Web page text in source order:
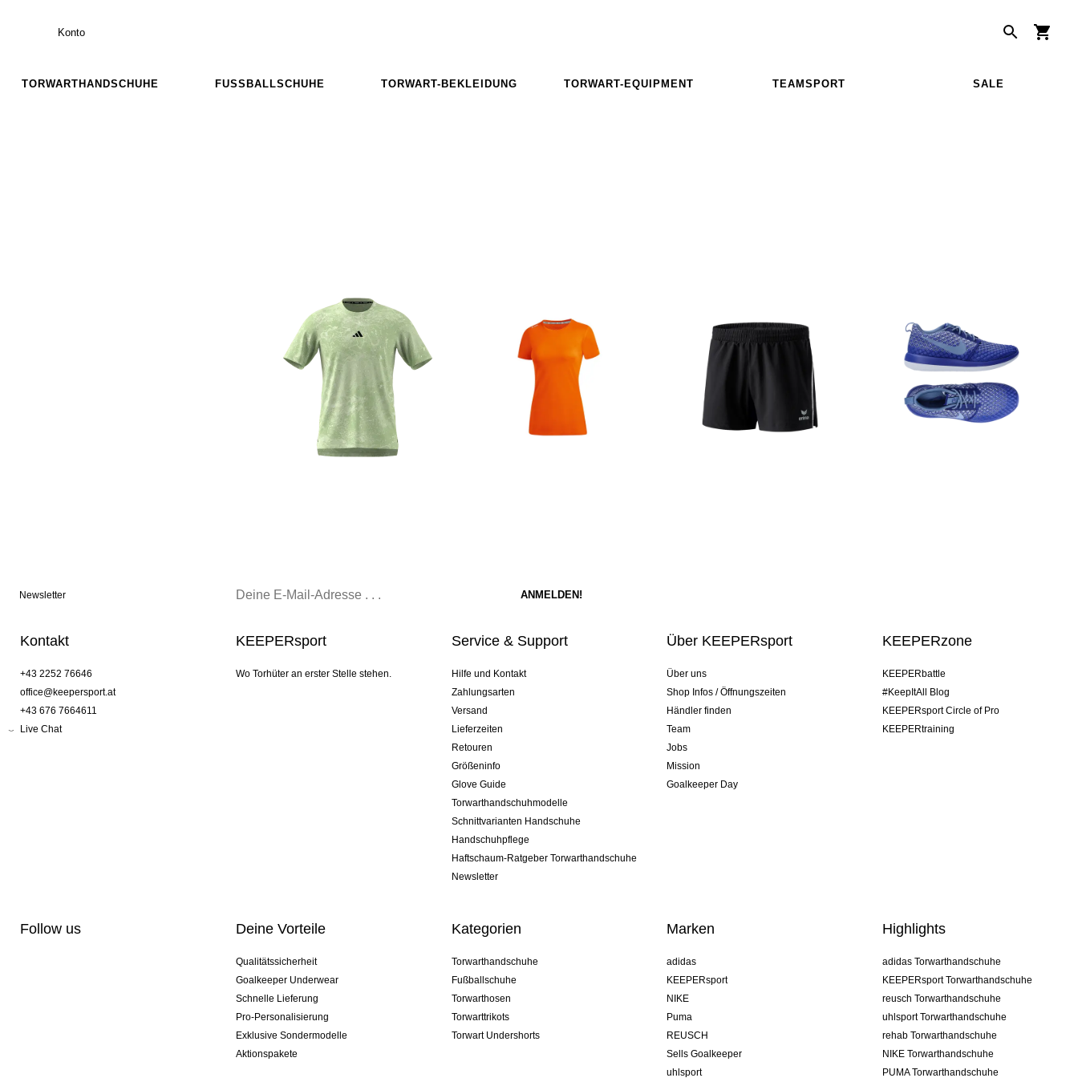
Konto
TORWARTHANDSCHUHE FUSSBALLSCHUHE TORWART-BEKLEIDUNG TORWART-EQUIPMENT TEAMSPORT SALE
Newsletter
Kontakt
+43 2252 76646
office@keepersport.at
+43 676 7664611
Live Chat
KEEPERsport
Wo Torhüter an erster Stelle stehen.
Service & Support
Hilfe und Kontakt
Zahlungsarten
Versand
Lieferzeiten
Retouren
Größeninfo
Glove Guide
Torwarthandschuhmodelle
Schnittvarianten Handschuhe
Handschuhpflege
Haftschaum-Ratgeber Torwarthandschuhe
Newsletter
Über KEEPERsport
Über uns
Shop Infos / Öffnungszeiten
Händler finden
Team
Jobs
Mission
Goalkeeper Day
KEEPERzone
KEEPERbattle
#KeepItAll Blog
KEEPERsport Circle of Pro
KEEPERtraining
Follow us Deine Vorteile
Qualitätssicherheit
Goalkeeper Underwear
Schnelle Lieferung
Pro-Personalisierung
Exklusive Sondermodelle
Aktionspakete
Kategorien
Torwarthandschuhe
Fußballschuhe
Torwarthosen
Torwarttrikots
Torwart Undershorts
Marken
adidas
KEEPERsport
NIKE
Puma
REUSCH
Sells Goalkeeper
uhlsport
Highlights
adidas Torwarthandschuhe
KEEPERsport Torwarthandschuhe
reusch Torwarthandschuhe
uhlsport Torwarthandschuhe
rehab Torwarthandschuhe
NIKE Torwarthandschuhe
PUMA Torwarthandschuhe